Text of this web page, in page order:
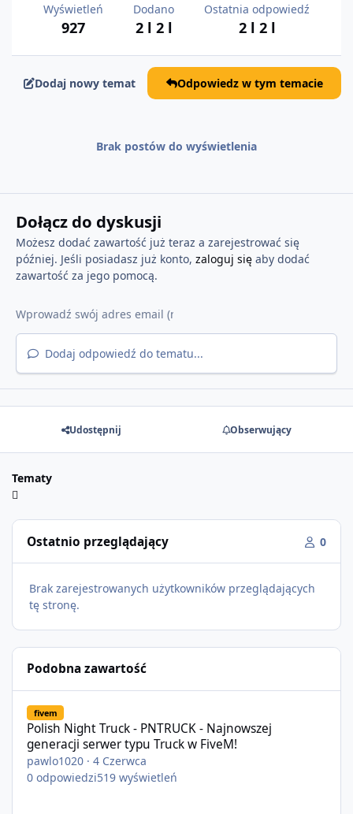
Wyświetleń
927
Dodano
2 l 2 l
Ostatnia odpowiedź
2 l 2 l
Dodaj nowy temat Odpowiedz w tym temacie
Brak postów do wyświetlenia
Dołącz do dyskusji
Możesz dodać zawartość już teraz a zarejestrować się
później. Jeśli posiadasz już konto, zaloguj sięaby dodać
zawartość za jego pomocą.
Dodaj odpowiedź do tematu...
Udostępnij Obserwujący
Tematy
Ostatnio przeglądający 0
Brak zarejestrowanych użytkowników przeglądających
tę stronę.
Podobna zawartość
fivem
Polish Night Truck - PNTRUCK - Najnowszej
generacji serwer typu Truck w FiveM!
pawlo1020 ·4 Czerwca
0 odpowiedzi519 wyświetleń